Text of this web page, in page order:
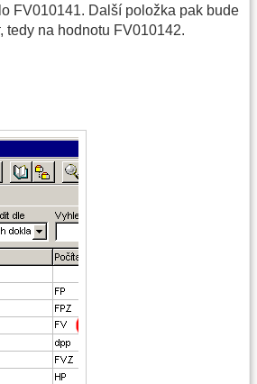
FV010141. Další položka pak bude
, tedy na hodnotu FV010142.